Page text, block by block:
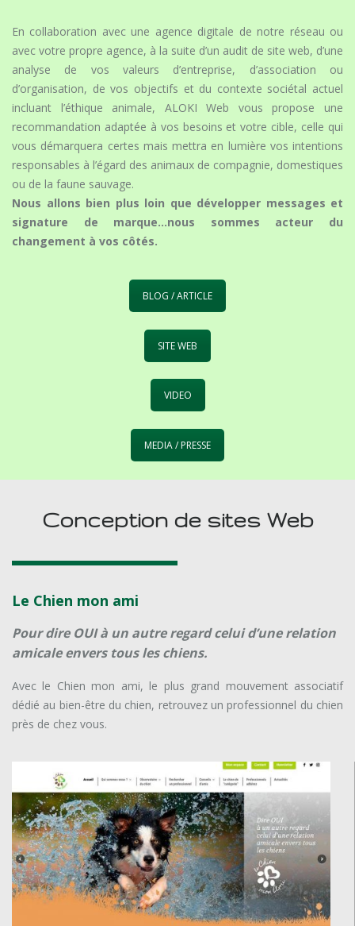
En collaboration avec une agence digitale de notre réseau ou
avec votre propre agence, à la suite d’un audit de site web, d’une
analyse de vos valeurs d’entreprise, d’association ou
d’organisation, de vos objectifs et du contexte sociétal actuel
incluant l’éthique animale, ALOKI Web vous propose une
recommandation adaptée à vos besoins et votre cible, celle qui
vous démarquera certes mais mettra en lumière vos intentions
responsables à l’égard des animaux de compagnie, domestiques
ou de la faune sauvage.
Nous allons bien plus loin que développer messages et
signature de marque…nous sommes acteur du
changement à vos côtés.
BLOG / ARTICLE
SITE WEB
VIDEO
MEDIA / PRESSE
Conception de sites Web
Le Chien mon ami
Pour dire OUI à un autre regard celui d’une relation
amicale envers tous les chiens.
Avec le Chien mon ami, le plus grand mouvement associatif
dédié au bien-être du chien, retrouvez un professionnel du chien
près de chez vous.